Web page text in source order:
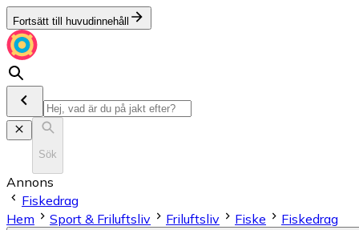
Fortsätt till huvudinnehåll
Sök
Annons
Fiskedrag
Hem
Sport & Friluftsliv Friluftsliv Fiske Fiskedrag